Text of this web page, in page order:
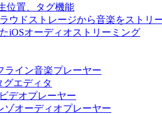
位置、タグ機能
ウドストレージから音楽をストリ
たiOSオーディオストリーミング
ライン音楽プレーヤー
グエディタ
デオプレーヤー
ゾオーディオプレーヤー